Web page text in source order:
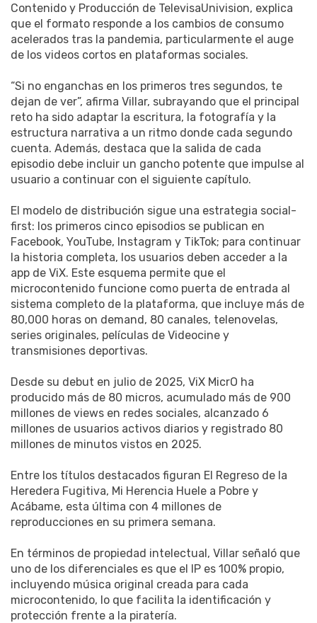
Contenido y Producción de TelevisaUnivision, explica
que el formato responde a los cambios de consumo
acelerados tras la pandemia, particularmente el auge
de los videos cortos en plataformas sociales.
“Si no enganchas en los primeros tres segundos, te
dejan de ver”, afirma Villar, subrayando que el principal
reto ha sido adaptar la escritura, la fotografía y la
estructura narrativa a un ritmo donde cada segundo
cuenta. Además, destaca que la salida de cada
episodio debe incluir un gancho potente que impulse al
usuario a continuar con el siguiente capítulo.
El modelo de distribución sigue una estrategia social-
first: los primeros cinco episodios se publican en
Facebook, YouTube, Instagram y TikTok; para continuar
la historia completa, los usuarios deben acceder a la
app de ViX. Este esquema permite que el
microcontenido funcione como puerta de entrada al
sistema completo de la plataforma, que incluye más de
80,000 horas on demand, 80 canales, telenovelas,
series originales, películas de Videocine y
transmisiones deportivas.
Desde su debut en julio de 2025, ViX MicrO ha
producido más de 80 micros, acumulado más de 900
millones de views en redes sociales, alcanzado 6
millones de usuarios activos diarios y registrado 80
millones de minutos vistos en 2025.
Entre los títulos destacados figuran El Regreso de la
Heredera Fugitiva, Mi Herencia Huele a Pobre y
Acábame, esta última con 4 millones de
reproducciones en su primera semana.
En términos de propiedad intelectual, Villar señaló que
uno de los diferenciales es que el IP es 100% propio,
incluyendo música original creada para cada
microcontenido, lo que facilita la identificación y
protección frente a la piratería.